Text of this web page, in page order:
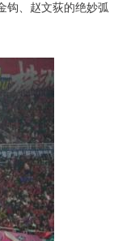
钩、赵文荻的绝妙弧